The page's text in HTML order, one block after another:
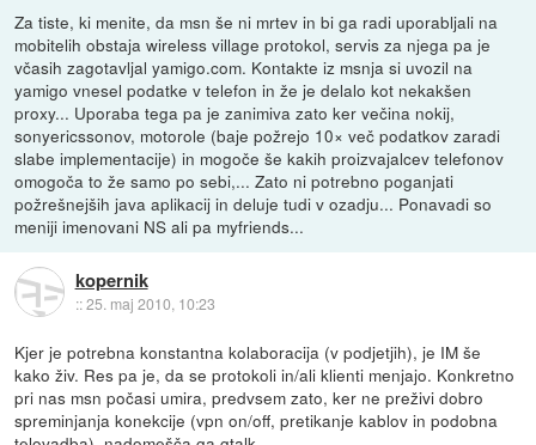
Za tiste, ki menite, da msn še ni mrtev in bi ga radi uporabljali na
mobitelih obstaja wireless village protokol, servis za njega pa je
včasih zagotavljal yamigo.com. Kontakte iz msnja si uvozil na
yamigo vnesel podatke v telefon in že je delalo kot nekakšen
proxy... Uporaba tega pa je zanimiva zato ker večina nokij,
sonyericssonov, motorole (baje požrejo 10× več podatkov zaradi
slabe implementacije) in mogoče še kakih proizvajalcev telefonov
omogoča to že samo po sebi,... Zato ni potrebno poganjati
požrešnejših java aplikacij in deluje tudi v ozadju... Ponavadi so
meniji imenovani NS ali pa myfriends...
kopernik
::25. maj 2010, 10:23
Kjer je potrebna konstantna kolaboracija (v podjetjih), je IM še
kako živ. Res pa je, da se protokoli in/ali klienti menjajo. Konkretno
pri nas msn počasi umira, predvsem zato, ker ne preživi dobro
spreminjanja konekcije (vpn on/off, pretikanje kablov in podobna